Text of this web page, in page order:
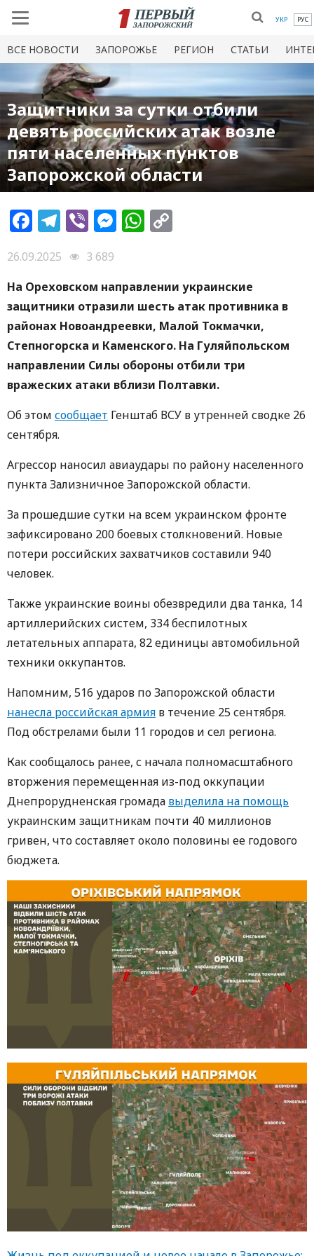
УКР РУС
ВСЕ НОВОСТИ ЗАПОРОЖЬЕ РЕГИОН СТАТЬИ
Защитники за сутки отбили
девять российских атак возле
пяти населенных пунктов
Запорожской области
Facebook
Telegram
ViberMessenger
WhatsApp
26.09.2025
3 689
На Ореховском направлении украинские
защитники отразили шесть атак противника в
районах Новоандреевки, Малой Токмачки,
Степногорска и Каменского. На Гуляйпольском
направлении Силы обороны отбили три
вражеских атаки вблизи Полтавки.
Об этом сообщает Генштаб ВСУ в утренней сводке 26
сентября.
Агрессор наносил авиаудары по району населенного
пункта Зализничное Запорожской области.
За прошедшие сутки на всем украинском фронте
зафиксировано 200 боевых столкновений. Новые
потери российских захватчиков составили 940
человек.
Также украинские воины обезвредили два танка, 14
артиллерийских систем, 334 беспилотных
летательных аппарата, 82 единицы автомобильной
техники оккупантов.
Напомним, 516 ударов по Запорожской области
нанесла российская армия в течение 25 сентября.
Под обстрелами были 11 городов и сел региона.
Как сообщалось ранее, с начала полномасштабного
вторжения перемещенная из-под оккупации
Днепрорудненская громада выделила на помощь
украинским защитникам почти 40 миллионов
гривен, что составляет около половины ее годового
бюджета.